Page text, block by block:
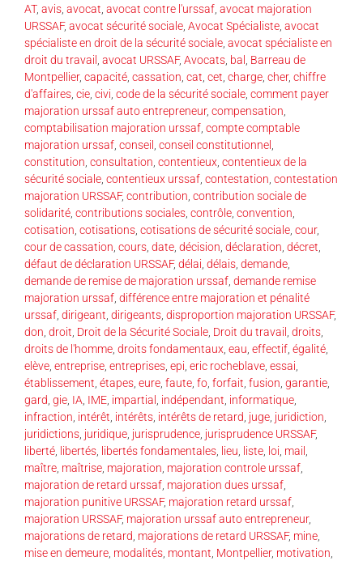
AT, avis, avocat, avocat contre l'urssaf, avocat majoration
URSSAF, avocat sécurité sociale, Avocat Spécialiste, avocat
spécialiste en droit de la sécurité sociale, avocat spécialiste en
droit du travail , avocat URSSAF, Avocats, bal , Barreau de
Montpellier, capacité, cassation, cat, cet, charge, cher, chiffre
d'affaires, cie, civi, code de la sécurité sociale, comment payer
majoration urssaf auto entrepreneur, compensation,
comptabilisation majoration urssaf, compte comptable
majoration urssaf, conseil , conseil constitutionnel ,
constitution, consultation, contentieux, contentieux de la
sécurité sociale, contentieux urssaf, contestation, contestation
majoration URSSAF, contribution, contribution sociale de
solidarité, contributions sociales, contrôle, convention,
cotisation, cotisations, cotisations de sécurité sociale, cour,
cour de cassation, cours, date, décision, déclaration, décret,
défaut de déclaration URSSAF, délai, délais, demande,
demande de remise de majoration urssaf, demande remise
majoration urssaf, différence entre majoration et pénalité
urssaf, dirigeant, dirigeants, disproportion majoration URSSAF,
don, droit, Droit de la Sécurité Sociale, Droit du travail , droits,
droits de l'homme, droits fondamentaux, eau, effectif, égalité,
elève, entreprise, entreprises, epi, eric rocheblave, essai,
établissement, étapes, eure, faute, fo, forfait, fusion, garantie,
gard, gie, IA, IME, impartial , indépendant, informatique,
infraction, intérêt, intérêts, intérêts de retard, juge, juridiction,
juridictions, juridique, jurisprudence, jurisprudence URSSAF,
liberté, libertés, libertés fondamentales, lieu, liste, loi, mail ,
maître, maîtrise, majoration, majoration controle urssaf,
majoration de retard urssaf, majoration dues urssaf,
majoration punitive URSSAF, majoration retard urssaf,
majoration URSSAF, majoration urssaf auto entrepreneur,
majorations de retard, majorations de retard URSSAF, mine,
mise en demeure, modalités, montant, Montpellier, motivation,